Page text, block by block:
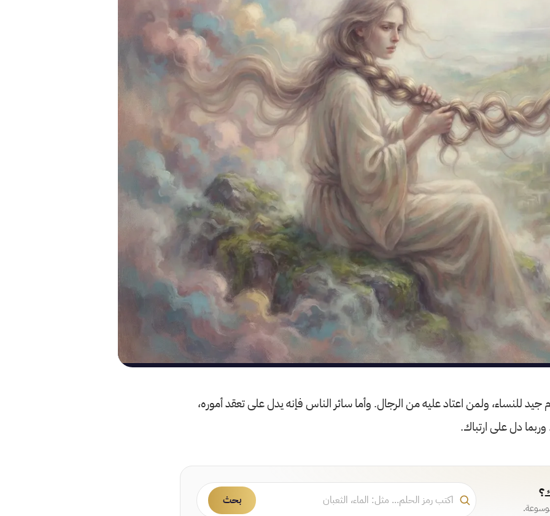
جيد للنساء، ولمن اعتاد عليه من الرجال. وأما سائر الناس فإنه يدل على تعقد أموره،
دل على ارتباك.
بحث